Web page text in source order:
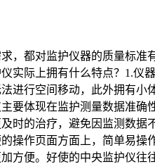
，都对监护仪器的质量标
实际上拥有什么特点？1.
进行空间移动，此外拥有
要体现在监护测量数据准
时的治疗，避免因监测数
操作页面方面上，简单易
方便。好使的中央监护仪